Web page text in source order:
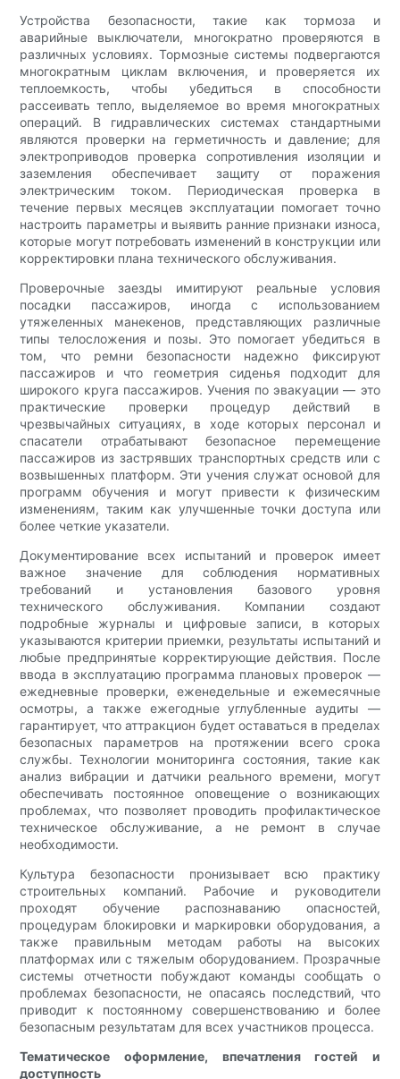
Устройства безопасности, такие как тормоза и
аварийные выключатели, многократно проверяются в
различных условиях. Тормозные системы подвергаются
многократным циклам включения, и проверяется их
теплоемкость, чтобы убедиться в способности
рассеивать тепло, выделяемое во время многократных
операций. В гидравлических системах стандартными
являются проверки на герметичность и давление; для
электроприводов проверка сопротивления изоляции и
заземления обеспечивает защиту от поражения
электрическим током. Периодическая проверка в
течение первых месяцев эксплуатации помогает точно
настроить параметры и выявить ранние признаки износа,
которые могут потребовать изменений в конструкции или
корректировки плана технического обслуживания.
Проверочные заезды имитируют реальные условия
посадки пассажиров, иногда с использованием
утяжеленных манекенов, представляющих различные
типы телосложения и позы. Это помогает убедиться в
том, что ремни безопасности надежно фиксируют
пассажиров и что геометрия сиденья подходит для
широкого круга пассажиров. Учения по эвакуации — это
практические проверки процедур действий в
чрезвычайных ситуациях, в ходе которых персонал и
спасатели отрабатывают безопасное перемещение
пассажиров из застрявших транспортных средств или с
возвышенных платформ. Эти учения служат основой для
программ обучения и могут привести к физическим
изменениям, таким как улучшенные точки доступа или
более четкие указатели.
Документирование всех испытаний и проверок имеет
важное значение для соблюдения нормативных
требований и установления базового уровня
технического обслуживания. Компании создают
подробные журналы и цифровые записи, в которых
указываются критерии приемки, результаты испытаний и
любые предпринятые корректирующие действия. После
ввода в эксплуатацию программа плановых проверок —
ежедневные проверки, еженедельные и ежемесячные
осмотры, а также ежегодные углубленные аудиты —
гарантирует, что аттракцион будет оставаться в пределах
безопасных параметров на протяжении всего срока
службы. Технологии мониторинга состояния, такие как
анализ вибрации и датчики реального времени, могут
обеспечивать постоянное оповещение о возникающих
проблемах, что позволяет проводить профилактическое
техническое обслуживание, а не ремонт в случае
необходимости.
Культура безопасности пронизывает всю практику
строительных компаний. Рабочие и руководители
проходят обучение распознаванию опасностей,
процедурам блокировки и маркировки оборудования, а
также правильным методам работы на высоких
платформах или с тяжелым оборудованием. Прозрачные
системы отчетности побуждают команды сообщать о
проблемах безопасности, не опасаясь последствий, что
приводит к постоянному совершенствованию и более
безопасным результатам для всех участников процесса.
Тематическое оформление, впечатления гостей и
доступность